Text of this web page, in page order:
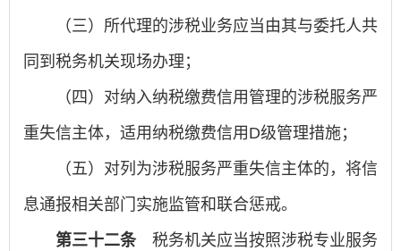
（三）所代理的涉税业务应当由其与委托人共
同到税务机关现场办理；
（四）对纳入纳税缴费信用管理的涉税服务严
重失信主体，适用纳税缴费信用D级管理措施；
（五）对列为涉税服务严重失信主体的，将信
息通报相关部门实施监管和联合惩戒。
第三十二条 税务机关应当按照涉税专业服务